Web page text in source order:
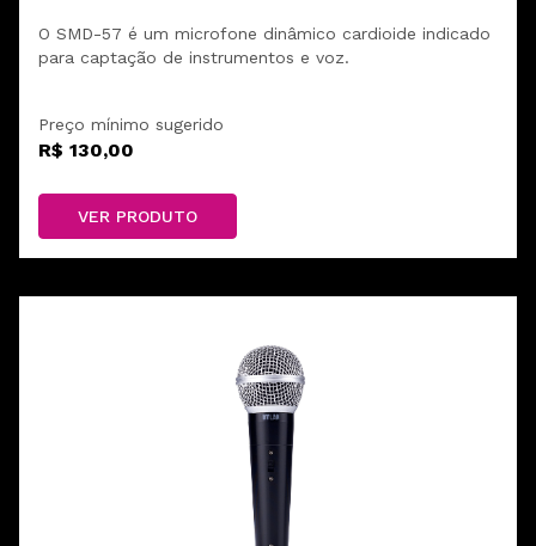
O SMD-57 é um microfone dinâmico cardioide indicado
para captação de instrumentos e voz.
Preço mínimo sugerido
R$ 130,00
VER PRODUTO